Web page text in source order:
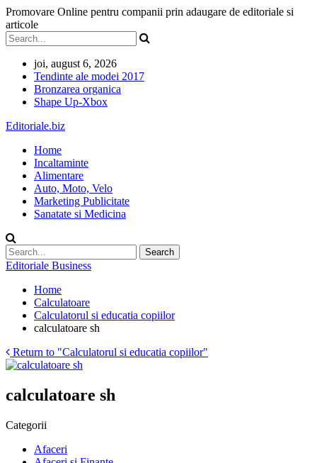
Promovare Online pentru companii prin adaugare de editoriale si
articole
joi, august 6, 2026
Tendinte ale modei 2017
Bronzarea organica
Shape Up-Xbox
Editoriale.biz
Home
Incaltaminte
Alimentare
Auto, Moto, Velo
Marketing Publicitate
Sanatate si Medicina
Editoriale Business
Home
Calculatoare
Calculatorul si educatia copiilor
calculatoare sh
Return to "Calculatorul si educatia copiilor"
calculatoare sh
Categorii
Afaceri